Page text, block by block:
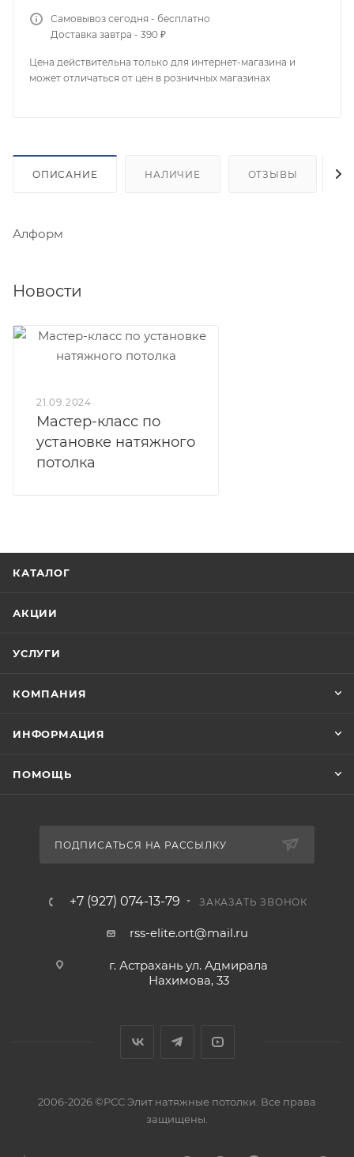
Самовывоз сегодня - бесплатно
Доставка завтра - 390 ₽
Цена действительна только для интернет-магазина и
может отличаться от цен в розничных магазинах
ОПИСАНИЕ НАЛИЧИЕ ОТЗЫВЫ
Алформ
Новости
21.09.2024
Мастер-класс по
установке натяжного
потолка
КАТАЛОГ
АКЦИИ
УСЛУГИ
КОМПАНИЯ
ИНФОРМАЦИЯ
ПОМОЩЬ
ПОДПИСАТЬСЯ НА РАССЫЛКУ
+7 (927) 074-13-79 ЗАКАЗАТЬ ЗВОНОК
rss-elite.ort@mail.ru
г. Астрахань ул. Адмирала
Нахимова, 33
2006-2026 ©РСС Элит натяжные потолки. Все права
защищены.